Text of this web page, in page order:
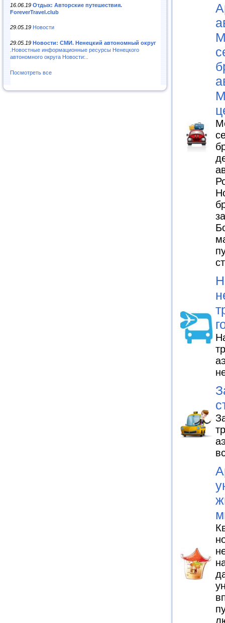
16.06.19 Отдых: Авторские путешествия.
ForeverTravel.club
29.05.19 Новости
29.05.19 Новости: СМИ. Ненецкий автономный округ
.Новостные информационные ресурсы Ненецкого
автономного округа Новости:..
Посмотреть все